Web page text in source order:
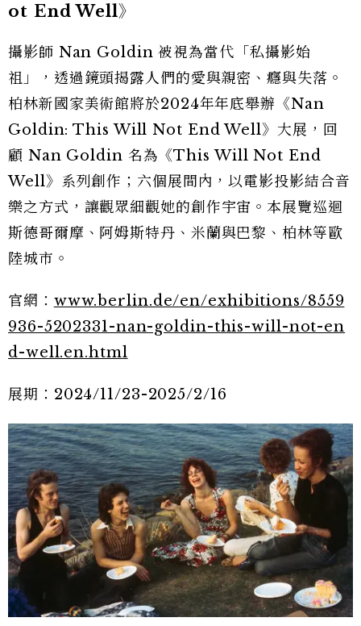
ot End Well》
攝影師 Nan Goldin 被視為當代「私攝影始
祖」，透過鏡頭揭露人們的愛與親密、癮與失落。
柏林新國家美術館將於2024年年底舉辦《Nan
Goldin: This Will Not End Well》大展，回
顧 Nan Goldin 名為《This Will Not End
Well》系列創作；六個展間內，以電影投影結合音
樂之方式，讓觀眾細觀她的創作宇宙。本展覽巡迴
斯德哥爾摩、阿姆斯特丹、米蘭與巴黎、柏林等歐
陸城市。
官網： www.berlin.de/en/exhibitions/8559
936-5202331-nan-goldin-this-will-not-en
d-well.en.html
展期：2024/11/23-2025/2/16